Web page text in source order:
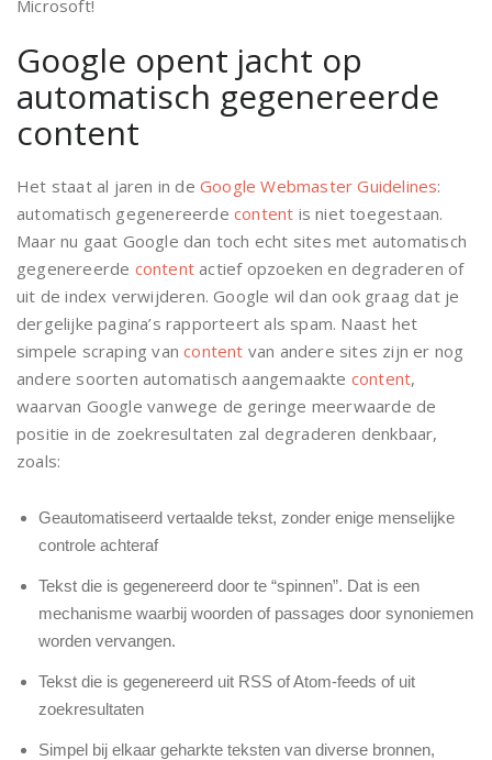
Microsoft!
Google opent jacht op
automatisch gegenereerde
content
Het staat al jaren in de Google Webmaster Guidelines:
automatisch gegenereerde content is niet toegestaan.
Maar nu gaat Google dan toch echt sites met automatisch
gegenereerde content actief opzoeken en degraderen of
uit de index verwijderen. Google wil dan ook graag dat je
dergelijke pagina’s rapporteert als spam. Naast het
simpele scraping vancontent van andere sites zijn er nog
andere soorten automatisch aangemaakte content,
waarvan Google vanwege de geringe meerwaarde de
positie in de zoekresultaten zal degraderen denkbaar,
zoals:
Geautomatiseerd vertaalde tekst, zonder enige menselijke
controle achteraf
Tekst die is gegenereerd door te “spinnen”. Dat is een
mechanisme waarbij woorden of passages door synoniemen
worden vervangen.
Tekst die is gegenereerd uit RSS of Atom-feeds of uit
zoekresultaten
Simpel bij elkaar geharkte teksten van diverse bronnen,